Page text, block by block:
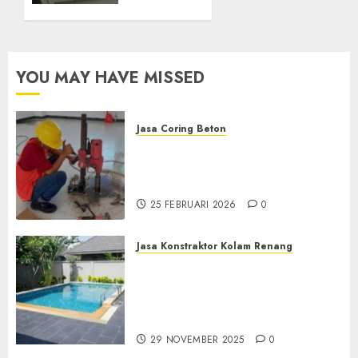
YOU MAY HAVE MISSED
Jasa Coring Beton
25 FEBRUARI 2026 0
Jasa Konstraktor Kolam Renang
29 NOVEMBER 2025 0